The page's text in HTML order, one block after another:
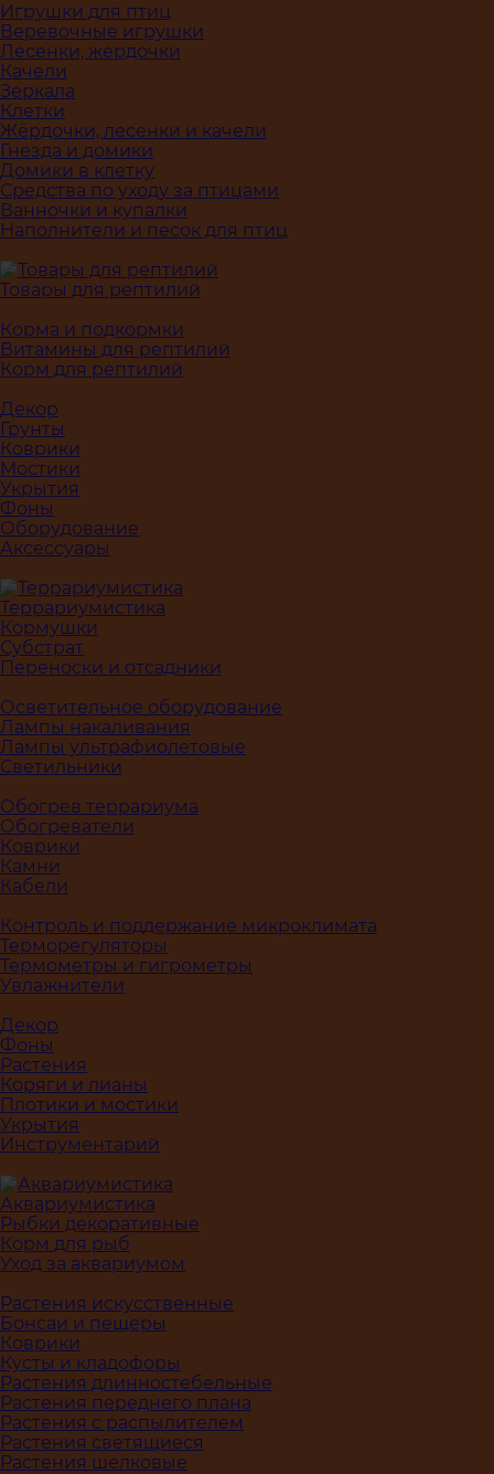
Игрушки для птиц
Веревочные игрушки
Лесенки, жердочки
Качели
Зеркала
Клетки
Жёрдочки, лесенки и качели
Гнезда и домики
Домики в клетку
Средства по уходу за птицами
Ванночки и купалки
Наполнители и песок для птиц
Товары для рептилий
Корма и подкормки
Витамины для рептилий
Корм для рептилий
Декор
Грунты
Коврики
Мостики
Укрытия
Фоны
Оборудование
Аксессуары
Террариумистика
Кормушки
Субстрат
Переноски и отсадники
Осветительное оборудование
Лампы накаливания
Лампы ультрафиолетовые
Светильники
Обогрев террариума
Обогреватели
Коврики
Камни
Кабели
Контроль и поддержание микроклимата
Терморегуляторы
Термометры и гигрометры
Увлажнители
Декор
Фоны
Растения
Коряги и лианы
Плотики и мостики
Укрытия
Инструментарий
Аквариумистика
Рыбки декоративные
Корм для рыб
Уход за аквариумом
Растения искусственные
Бонсаи и пещеры
Коврики
Кусты и кладофоры
Растения длинностебельные
Растения переднего плана
Растения с распылителем
Растения светящиеся
Растения шелковые